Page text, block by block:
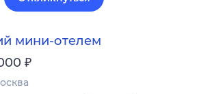
мини-отелем
₽